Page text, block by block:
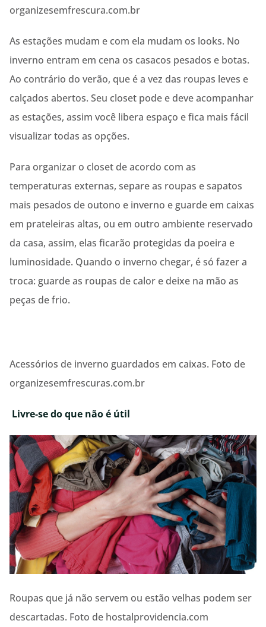
organizesemfrescura.com.br
As estações mudam e com ela mudam os looks. No
inverno entram em cena os casacos pesados e botas.
Ao contrário do verão, que é a vez das roupas leves e
calçados abertos. Seu closet pode e deve acompanhar
as estações, assim você libera espaço e fica mais fácil
visualizar todas as opções.
Para organizar o closet de acordo com as
temperaturas externas, separe as roupas e sapatos
mais pesados de outono e inverno e guarde em caixas
em prateleiras altas, ou em outro ambiente reservado
da casa, assim, elas ficarão protegidas da poeira e
luminosidade. Quando o inverno chegar, é só fazer a
troca: guarde as roupas de calor e deixe na mão as
peças de frio.
Acessórios de inverno guardados em caixas. Foto de
organizesemfrescuras.com.br
Livre-se do que não é útil
Roupas que já não servem ou estão velhas podem ser
descartadas. Foto de hostalprovidencia.com